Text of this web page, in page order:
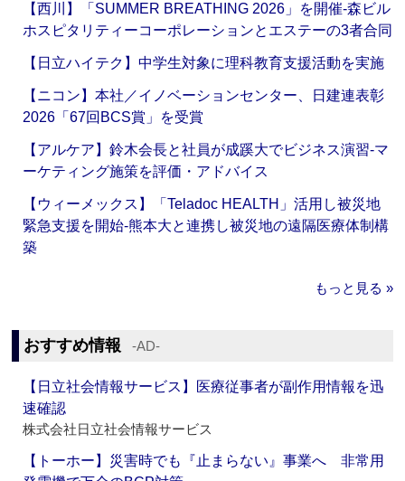
【西川】「SUMMER BREATHING 2026」を開催‐森ビル
ホスピタリティーコーポレーションとエステーの3者合同
【日立ハイテク】中学生対象に理科教育支援活動を実施
【ニコン】本社／イノベーションセンター、日建連表彰
2026「67回BCS賞」を受賞
【アルケア】鈴木会長と社員が成蹊大でビジネス演習‐マ
ーケティング施策を評価・アドバイス
【ウィーメックス】「Teladoc HEALTH」活用し被災地
緊急支援を開始‐熊本大と連携し被災地の遠隔医療体制構
築
もっと見る »
おすすめ情報 ‐AD‐
【日立社会情報サービス】医療従事者が副作用情報を迅
速確認
株式会社日立社会情報サービス
【トーホー】災害時でも『止まらない』事業へ 非常用